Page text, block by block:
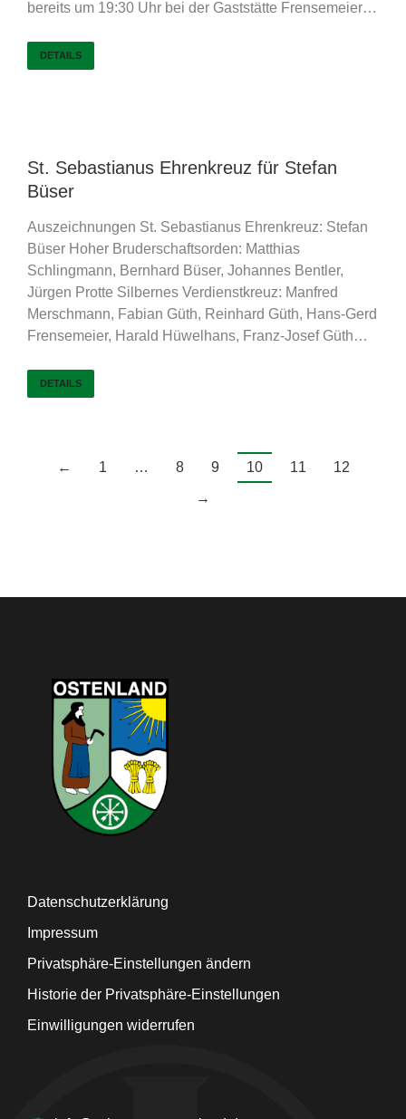
bereits um 19:30 Uhr bei der Gaststätte Frensemeier…
DETAILS
St. Sebastianus Ehrenkreuz für Stefan
Büser
Auszeichnungen St. Sebastianus Ehrenkreuz: Stefan
Büser Hoher Bruderschaftsorden: Matthias
Schlingmann, Bernhard Büser, Johannes Bentler,
Jürgen Protte Silbernes Verdienstkreuz: Manfred
Merschmann, Fabian Güth, Reinhard Güth, Hans-Gerd
Frensemeier, Harald Hüwelhans, Franz-Josef Güth…
DETAILS
← 1 … 8 9 10 11
12
→
Datenschutzerklärung
Impressum
Privatsphäre-Einstellungen ändern
Historie der Privatsphäre-Einstellungen
Einwilligungen widerrufen